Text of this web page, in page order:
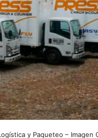
y Paqueteo – Imagen